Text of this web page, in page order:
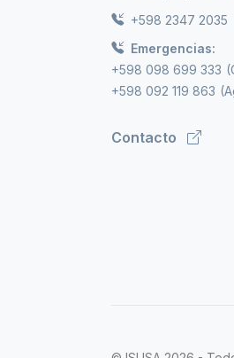
+598 2347 2035
Emergencias:
+598 098 699 333
+598 092 119 863
Contacto